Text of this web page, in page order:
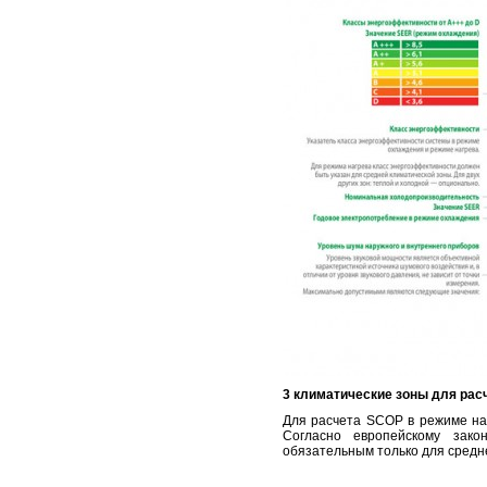
3 климатические зоны для
Для расчета SCOP в режиме
Согласно европейскому
обязательным только для